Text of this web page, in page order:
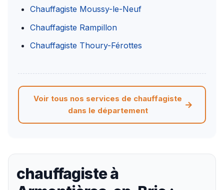
Chauffagiste Moussy-le-Neuf
Chauffagiste Rampillon
Chauffagiste Thoury-Férottes
Voir tous nos services de chauffagiste
dans le département
chauffagiste à